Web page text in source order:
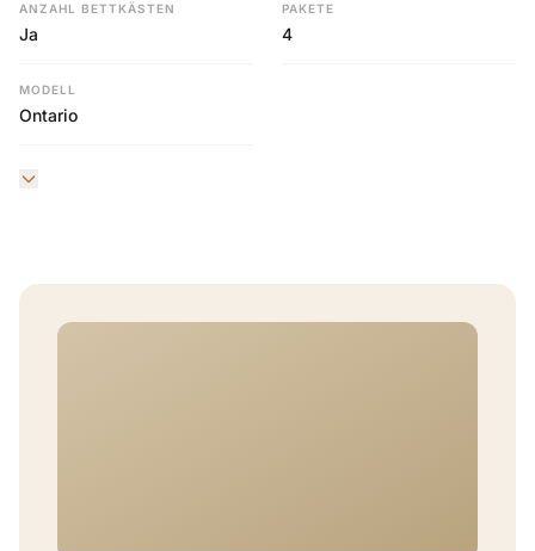
ANZAHL BETTKÄSTEN
Ja
PAKETE
4
MODELL
Ontario